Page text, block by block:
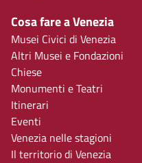
Cosa fare a Venezia
Musei Civici di Venezia
Altri Musei e Fondazioni
Chiese
Monumenti e Teatri
Itinerari
Eventi
Venezia nelle stagioni
Il territorio di Venezia